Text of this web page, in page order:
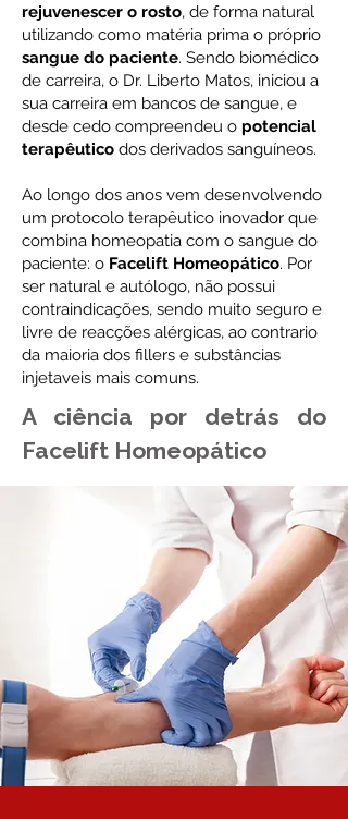
rejuvenescer o rosto, de forma natural
utilizando como matéria prima o próprio
sangue do paciente. Sendo biomédico
de carreira, o Dr. Liberto Matos, iniciou a
sua carreira em bancos de sangue, e
desde cedo compreendeu o potencial
terapêutico dos derivados sanguíneos.
Ao longo dos anos vem desenvolvendo
um protocolo terapêutico inovador que
combina homeopatia com o sangue do
paciente: o Facelift Homeopático. Por
ser natural e autólogo, não possui
contraindicações, sendo muito seguro e
livre de reacções alérgicas, ao contrario
da maioria dos fillers e substâncias
injetaveis mais comuns.
A ciência por detrás do
Facelift Homeopático